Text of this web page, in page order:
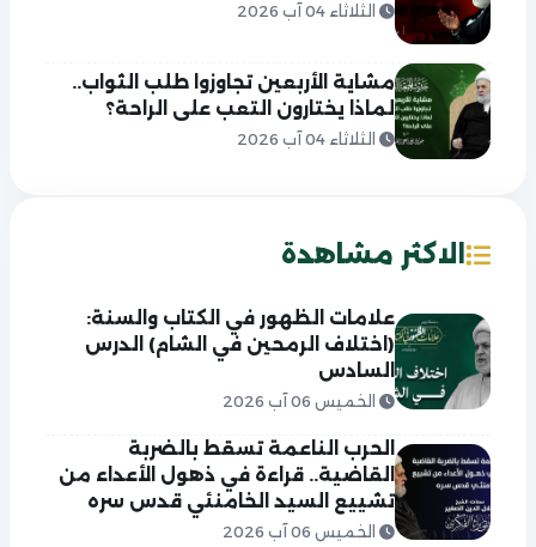
الثلاثاء 04 آب 2026
مشاية الأربعين تجاوزوا طلب الثواب..
لماذا يختارون التعب على الراحة؟
الثلاثاء 04 آب 2026
الاكثر مشاهدة
علامات الظهور في الكتاب والسنة:
(اختلاف الرمحين في الشام) الدرس
السادس
الخميس 06 آب 2026
الحرب الناعمة تسقط بالضربة
القاضية.. قراءة في ذهول الأعداء من
تشييع السيد الخامنئي قدس سره
الخميس 06 آب 2026